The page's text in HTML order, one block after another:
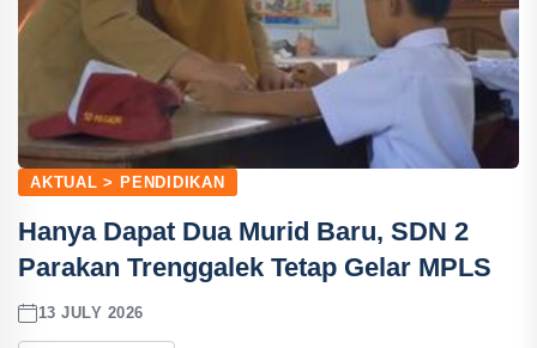
AKTUAL > PENDIDIKAN
Hanya Dapat Dua Murid Baru, SDN 2
Parakan Trenggalek Tetap Gelar MPLS
13 JULY 2026